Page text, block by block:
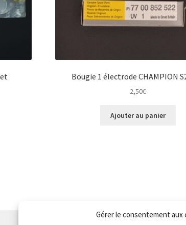
Gérer le consentement aux
Bougie 1 électrode CHAMPION
2,50€
Ajouter au panier